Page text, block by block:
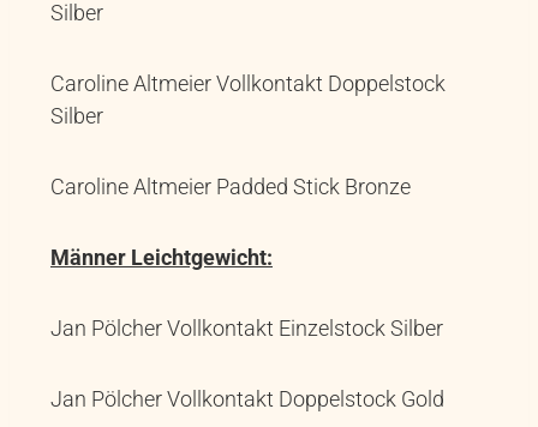
Silber
Caroline Altmeier Vollkontakt Doppelstock
Silber
Caroline Altmeier Padded Stick Bronze
Männer Leichtgewicht:
Jan Pölcher Vollkontakt Einzelstock Silber
Jan Pölcher Vollkontakt Doppelstock Gold